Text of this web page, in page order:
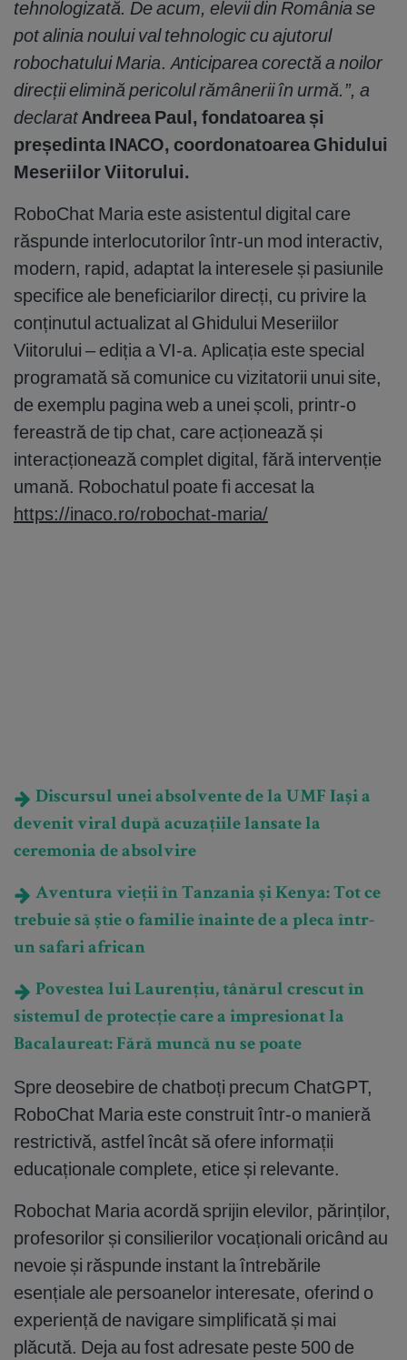
tehnologizată. De acum, elevii din România se
pot alinia noului val tehnologic cu ajutorul
robochatului Maria. Anticiparea corectă a noilor
direcții elimină pericolul rămânerii în urmă.”, a
declaratAndreea Paul, fondatoarea și
președinta INACO, coordonatoarea Ghidului
Meseriilor Viitorului.
RoboChat Maria este asistentul digital care
răspunde interlocutorilor într-un mod interactiv,
modern, rapid, adaptat la interesele și pasiunile
specifice ale beneficiarilor direcți, cu privire la
conținutul actualizat al Ghidului Meseriilor
Viitorului – ediția a VI-a. Aplicația este special
programată să comunice cu vizitatorii unui site,
de exemplu pagina web a unei școli, printr-o
fereastră de tip chat, care acționează și
interacționează complet digital, fără intervenție
umană. Robochatul poate fi accesat la
https://inaco.ro/robochat-maria/
Discursul unei absolvente de la UMF Iași a
devenit viral după acuzațiile lansate la
ceremonia de absolvire
Aventura vieții în Tanzania și Kenya: Tot ce
trebuie să știe o familie înainte de a pleca într-
un safari african
Povestea lui Laurențiu, tânărul crescut în
sistemul de protecție care a impresionat la
Bacalaureat: Fără muncă nu se poate
Spre deosebire de chatboți precum ChatGPT,
RoboChat Maria este construit într-o manieră
restrictivă, astfel încât să ofere informații
educaționale complete, etice și relevante.
Robochat Maria acordă sprijin elevilor, părinților,
profesorilor și consilierilor vocaționali oricând au
nevoie și răspunde instant la întrebările
esențiale ale persoanelor interesate, oferind o
experiență de navigare simplificată și mai
plăcută. Deja au fost adresate peste 500 de